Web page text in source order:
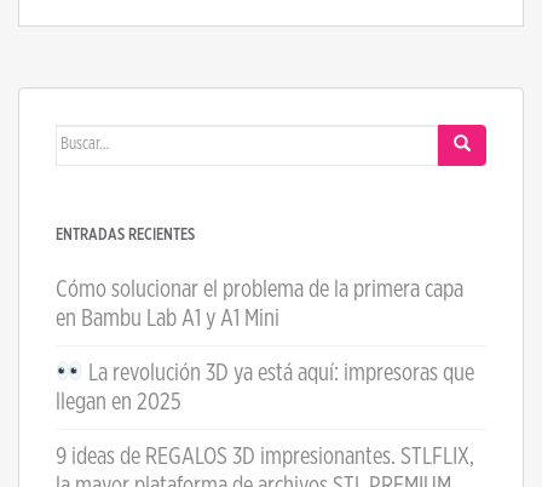
Buscar:
ENTRADAS RECIENTES
Cómo solucionar el problema de la primera capa
en Bambu Lab A1 y A1 Mini
La revolución 3D ya está aquí: impresoras que
llegan en 2025
9 ideas de REGALOS 3D impresionantes. STLFLIX,